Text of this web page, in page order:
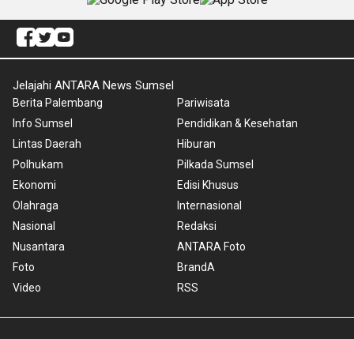
Jelajahi ANTARA News Sumsel
Berita Palembang
Info Sumsel
Lintas Daerah
Polhukam
Ekonomi
Olahraga
Nasional
Nusantara
Foto
Video
Pariwisata
Pendidikan & Kesehatan
Hiburan
Pilkada Sumsel
Edisi Khusus
Internasional
Redaksi
ANTARA Foto
BrandA
RSS